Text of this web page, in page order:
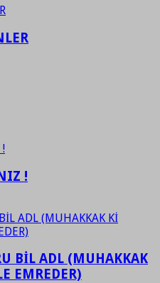
!
BİL ADL (MUHAKKAK
EMREDER)